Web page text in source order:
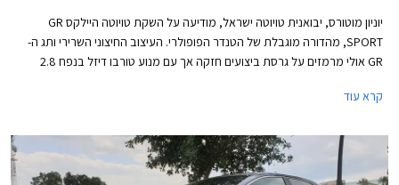
יוניון מוטורס, יבואנית טויוטה ישראל, מודיעה על השקת טויוטה היילקס GR
SPORT, מהדורה מוגבלת של הטנדר הפופולרי. העיצוב החיצוני השרירי ותג ה-
GR אולי מרמזים על גרסת ביצועים חזקה אך עם מנוע טורבו דיזל בנפח 2.8
והשטח - זה מה שבאמת חשוב ברכב מסוג זה. המחיר החל מ- 370,000 ₪.
קרא עוד